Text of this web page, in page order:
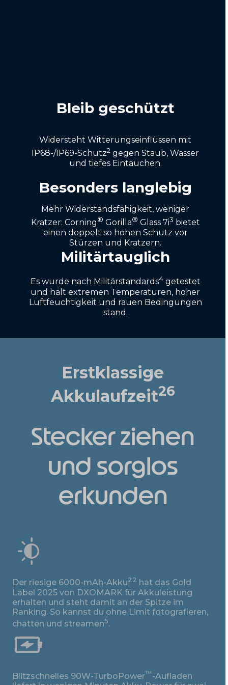
Bleib geschützt
Widersteht Witterungseinflüssen mit
IP68-/IP69-Schutz2 gegen Staub, Wasser
und tiefes Eintauchen.
Besonders langlebig
Mehr Widerstandsfähigkeit, weniger
Kratzer: Corning® Gorilla® Glass 7i3 bietet
einen doppelt so hohen Schutz vor
Stürzen und Kratzern.
Militärtauglich
Es wurde nach Militärstandards4getestet
und hält extremen Temperaturen, hoher
Luftfeuchtigkeit und rauen Bedingungen
stand.
Erstklassige
Akkulaufzeit26
Stecker ziehen
und sorglos
erkunden
Der riesige 6000-mAh-Akku22 hat das Gold
Label 2025 von DXOMARK für Akkuleistung
erhalten und steht damit an der Spitze im
Ranking. So kannst du ohne Limit fotografieren,
chatten und streamen5.
Blitzschnelles 90W-TurboPower™-Aufladen